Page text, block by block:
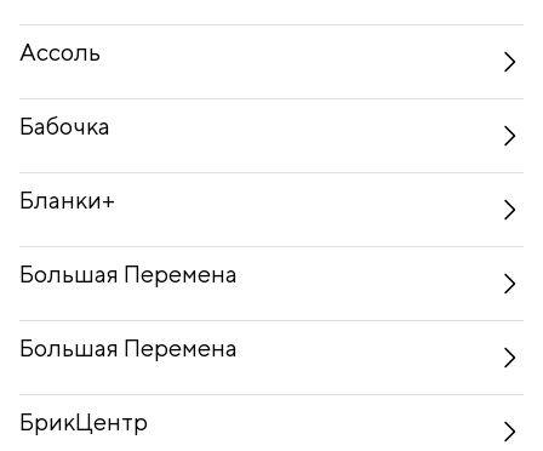
Ассоль
Бабочка
Бланки+
Большая Перемена
Большая Перемена
БрикЦентр